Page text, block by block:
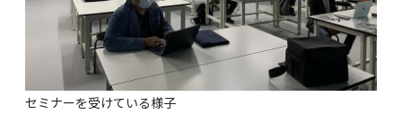
セミナーを受けている様子